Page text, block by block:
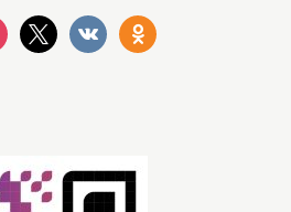
x vkontakteodnoklassniki